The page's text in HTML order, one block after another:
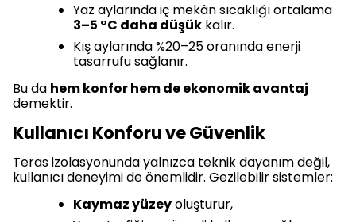
Yaz aylarında iç mekân sıcaklığı ortalama
3–5 °C daha düşük kalır.
Kış aylarında %20–25 oranında enerji
tasarrufu sağlanır.
Bu da hem konfor hem de ekonomik avantaj
demektir.
Kullanıcı Konforu ve Güvenlik
Teras izolasyonunda yalnızca teknik dayanım değil,
kullanıcı deneyimi de önemlidir. Gezilebilir sistemler:
Kaymaz yüzeyoluşturur,